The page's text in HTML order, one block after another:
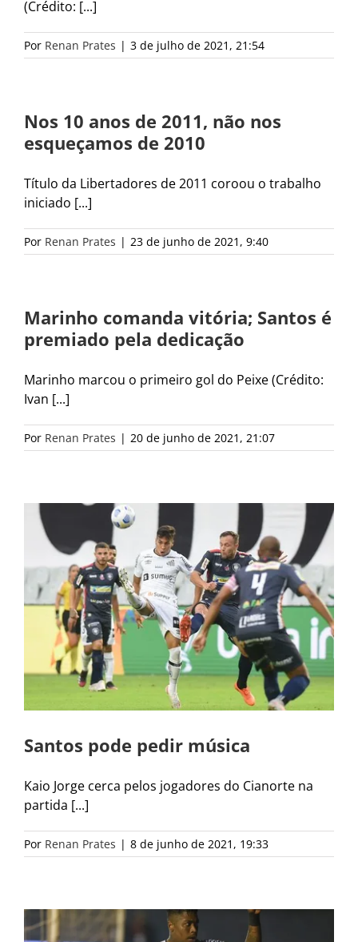
(Crédito: [...]
Por Renan Prates | 3 de julho de 2021, 21:54
Nos 10 anos de 2011, não nos
esqueçamos de 2010
Título da Libertadores de 2011 coroou o trabalho
iniciado [...]
Por Renan Prates | 23 de junho de 2021, 9:40
Marinho comanda vitória; Santos é
premiado pela dedicação
Marinho marcou o primeiro gol do Peixe (Crédito:
Ivan [...]
Por Renan Prates | 20 de junho de 2021, 21:07
Santos pode pedir música
Kaio Jorge cerca pelos jogadores do Cianorte na
partida [...]
Por Renan Prates | 8 de junho de 2021, 19:33